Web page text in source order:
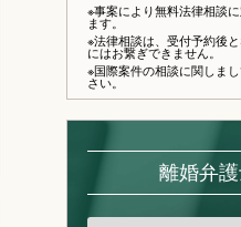
※事案により無料法律相談
ます。
※法律相談は、 受付予約後と
にはお繋ぎできません。
※国際案件の相談に関しま
さい。
離婚弁